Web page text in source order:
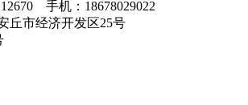
手机：18678029022
丘市经济开发区25号